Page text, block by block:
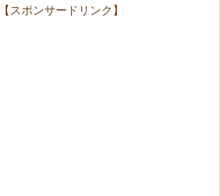
【スポンサードリンク】